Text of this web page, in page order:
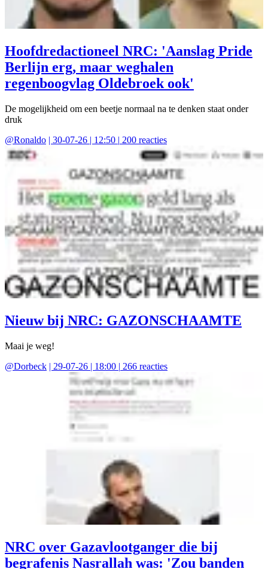
Hoofdredactioneel NRC: 'Aanslag Pride
Berlijn erg, maar weghalen
regenboogvlag Oldebroek ook'
De mogelijkheid om een beetje normaal na te denken staat onder
druk
@Ronaldo | 30-07-26 | 12:50 | 200 reacties
Nieuw bij NRC: GAZONSCHAAMTE
Maai je weg!
@Dorbeck | 29-07-26 | 18:00 | 266 reacties
NRC over Gazavlootganger die bij
begrafenis Nasrallah was: 'Zou banden